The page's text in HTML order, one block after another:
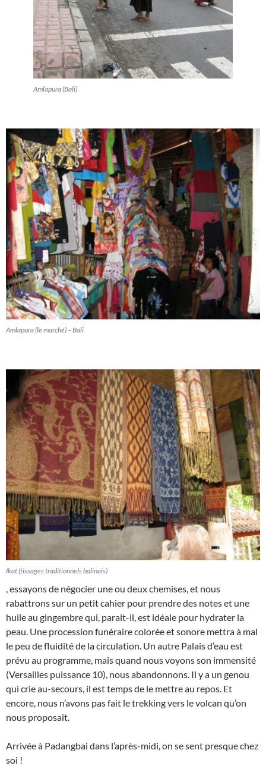
Amlapura (Bali)
Amlapura (le marché) – Bali
Ikat (tissages traditionnels balinais)
, essayons de négocier une ou deux chemises, et nous
rabattrons sur un petit cahier pour prendre des notes et une
huile au gingembre qui, parait-il, est idéale pour hydrater la
peau. Une procession funéraire colorée et sonore mettra à mal
le peu de fluidité de la circulation. Un autre Palais d’eau est
prévu au programme, mais quand nous voyons son immensité
(Versailles puissance 10), nous abandonnons. Il y a un genou
qui crie au-secours, il est temps de le mettre au repos. Et
encore, nous n’avons pas fait le trekking vers le volcan qu’on
nous proposait.
Arrivée à Padangbai dans l’après-midi, on se sent presque chez
soi !